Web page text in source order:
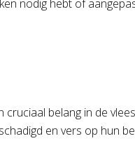
nodig hebt of
cruciaal belang in de
en vers op hun